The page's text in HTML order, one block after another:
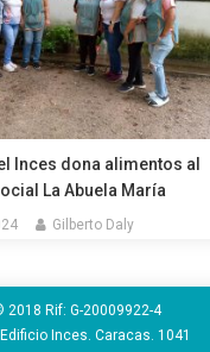
Inces dona alimentos al
La Abuela María
Gilberto Daly
2018 Rif: G-20009922-4
Inces. Caracas. 1041